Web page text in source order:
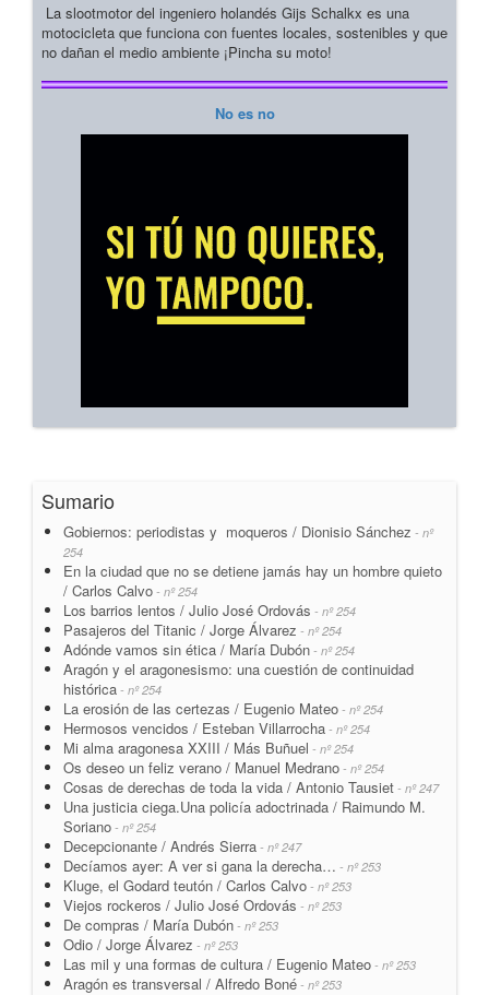
La slootmotor del ingeniero holandés Gijs Schalkx es una
motocicleta que funciona con fuentes locales, sostenibles y que
no dañan el medio ambiente ¡Pincha su moto!
No es no
Sumario
Gobiernos: periodistas y moqueros / Dionisio Sánchez - nº
254
En la ciudad que no se detiene jamás hay un hombre quieto
/ Carlos Calvo - nº 254
Los barrios lentos / Julio José Ordovás - nº 254
Pasajeros del Titanic / Jorge Álvarez - nº 254
Adónde vamos sin ética / María Dubón - nº 254
Aragón y el aragonesismo: una cuestión de continuidad
histórica - nº 254
La erosión de las certezas / Eugenio Mateo - nº 254
Hermosos vencidos / Esteban Villarrocha - nº 254
Mi alma aragonesa XXIII / Más Buñuel - nº 254
Os deseo un feliz verano / Manuel Medrano - nº 254
Cosas de derechas de toda la vida / Antonio Tausiet - nº 247
Una justicia ciega.Una policía adoctrinada / Raimundo M.
Soriano - nº 254
Decepcionante / Andrés Sierra - nº 247
Decíamos ayer: A ver si gana la derecha… - nº 253
Kluge, el Godard teutón / Carlos Calvo - nº 253
Viejos rockeros / Julio José Ordovás - nº 253
De compras / María Dubón - nº 253
Odio / Jorge Álvarez - nº 253
Las mil y una formas de cultura / Eugenio Mateo - nº 253
Aragón es transversal / Alfredo Boné - nº 253